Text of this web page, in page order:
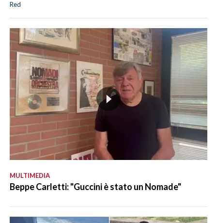
Red
MULTIMEDIA
Beppe Carletti: "Guccini è stato un Nomade"